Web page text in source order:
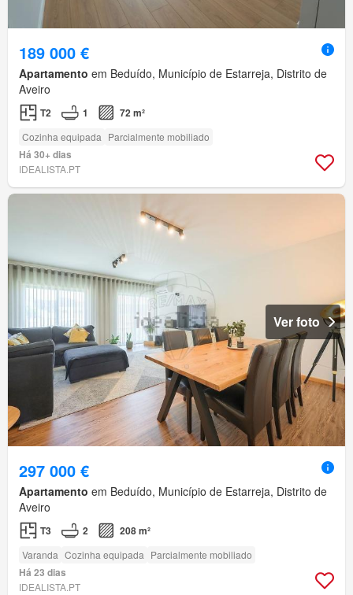
189 000 €
Apartamento em Beduído, Município de Estarreja, Distrito de
Aveiro
T2 1 72 m²
Cozinha equipada Parcialmente mobiliado
Há 30+ dias
IDEALISTA.PT
Ver foto
297 000 €
Apartamento em Beduído, Município de Estarreja, Distrito de
Aveiro
T3 2 208 m²
Varanda Cozinha equipada Parcialmente mobiliado
Há 23 dias
IDEALISTA.PT